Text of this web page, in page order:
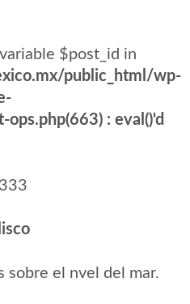
$post_id in
public_html/wp-
: eval()'d
el nvel del mar.